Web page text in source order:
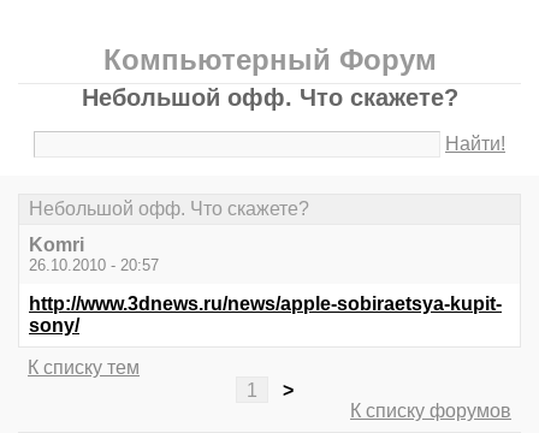
Компьютерный Форум
Небольшой офф. Что скажете?
Найти!
Небольшой офф. Что скажете?
Komri
26.10.2010 - 20:57
http://www.3dnews.ru/news/apple-sobiraetsya-kupit-
sony/
К списку тем
1
>
К списку форумов